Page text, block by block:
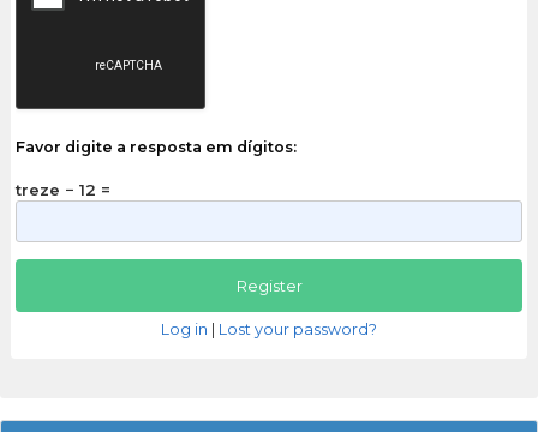
Favor digite a resposta em dígitos:
treze − 12 =
Log in Lost your password?